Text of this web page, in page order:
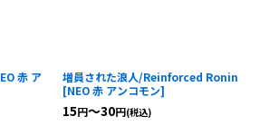
赤 ア
増員された浪人/Reinforced Ronin
[NEO 赤 アンコモン]
15円～30円(税込)